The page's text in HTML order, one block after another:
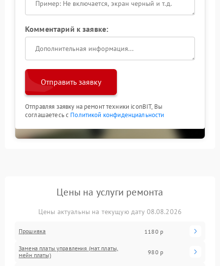
Комментарий к заявке:
Отправить заявку
Отправляя заявку на ремонт техники iconBIT, Вы
соглашаетесь с Политикой конфиденциальности
Цены на услуги ремонта
Цены актуальны на текущую дату 08.08.2026
Прошивка 1180 р
Замена платы управления (мат.платы,
мейн платы)
980 р